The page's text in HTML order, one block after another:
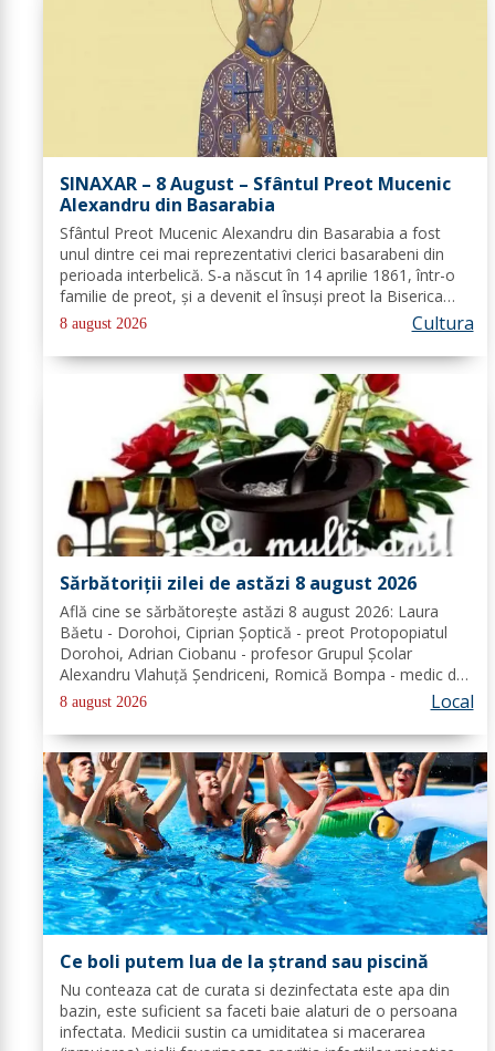
SINAXAR – 8 August – Sfântul Preot Mucenic
Alexandru din Basarabia
Sfântul Preot Mucenic Alexandru din Basarabia a fost
unul dintre cei mai reprezentativi clerici basarabeni din
perioada interbelică. S-a născut în 14 aprilie 1861, într-o
familie de preot, și a devenit el însuși preot la Biserica
„Aleksandr Nevski” din Călăraşi-sat, în Republica Moldova
de azi. A...
8 august 2026 Cultura
Sărbătoriții zilei de astăzi 8 august 2026
Află cine se sărbătoreşte astăzi 8 august 2026: Laura
Băetu - Dorohoi, Ciprian Șoptică - preot Protopopiatul
Dorohoi, Adrian Ciobanu - profesor Grupul Școlar
Alexandru Vlahuță Șendriceni, Romică Bompa - medic de
familie comuna Vârfu Câmpului. Redacția Dorohoi News
urează tuturor La mulți ani!...
8 august 2026 Local
Ce boli putem lua de la ștrand sau piscină
Nu conteaza cat de curata si dezinfectata este apa din
bazin, este suficient sa faceti baie alaturi de o persoana
infectata. Medicii sustin ca umiditatea si macerarea